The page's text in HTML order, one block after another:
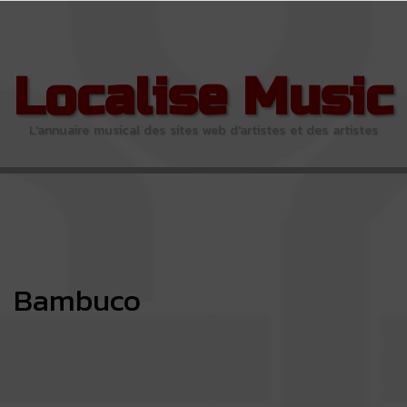
Localise Music
L'annuaire musical des sites web d'artistes et des artistes
Bambuco